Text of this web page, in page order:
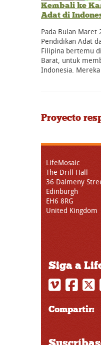
Kembali ke
Adat di
Pada Bulan Maret
Pendidikan Adat
Filipina bertemu
Barat, untuk
Indonesia.
Proyecto
LifeMosaic
The Drill Hall
36 Dalmeny
Edinburgh
EH6 8RG
United Kingdom
Siga a
Compartir: